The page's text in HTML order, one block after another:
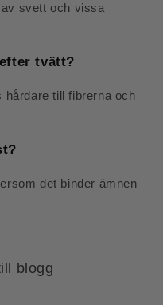
svett och vissa
tvätt?
hårdare till fibrerna och
det binder ämnen
blogg